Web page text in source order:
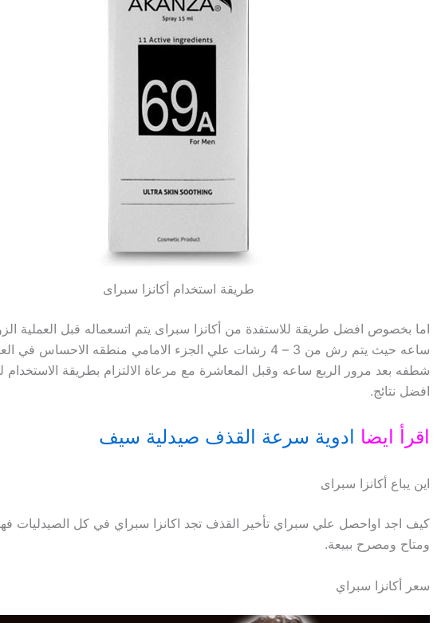
طريقة استخدام أكانزا سبراى
اما بخصوص افضل طريقة للاستفدة من أكانزا سبراى يتم اتسعماله قبل العملية
ساعه حيث يتم رش من 3 – 4 رشات علي الجزء الامامي منطقه الاحساس
شطفه بعد مرور الربع ساعه وقبل المعاشرة مع مرعاة الالتزام بطريقة
افضل نتائج.
اقرأ ايضا ادوية سرعة القذف صيدلية سيف
اين يباع أكانزا سبراى
كيف اجد اواحصل علي سبراي تأخير القذف تجد اكانزا سبراي في كل الصيدليات
ومتاح ومصرح ببيعة.
سعر أكانزا سبراي